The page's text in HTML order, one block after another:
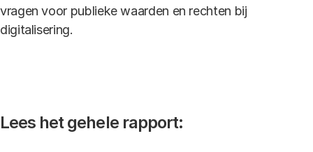
vragen voor publieke waarden en rechten bij
digitalisering.
Lees het gehele rapport: